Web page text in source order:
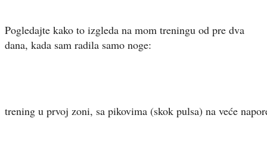
Pogledajte kako to izgleda na mom treningu od pre dva
dana, kada sam radila samo noge:
trening u prvoj zoni, sa pikovima (skok pulsa) na veće